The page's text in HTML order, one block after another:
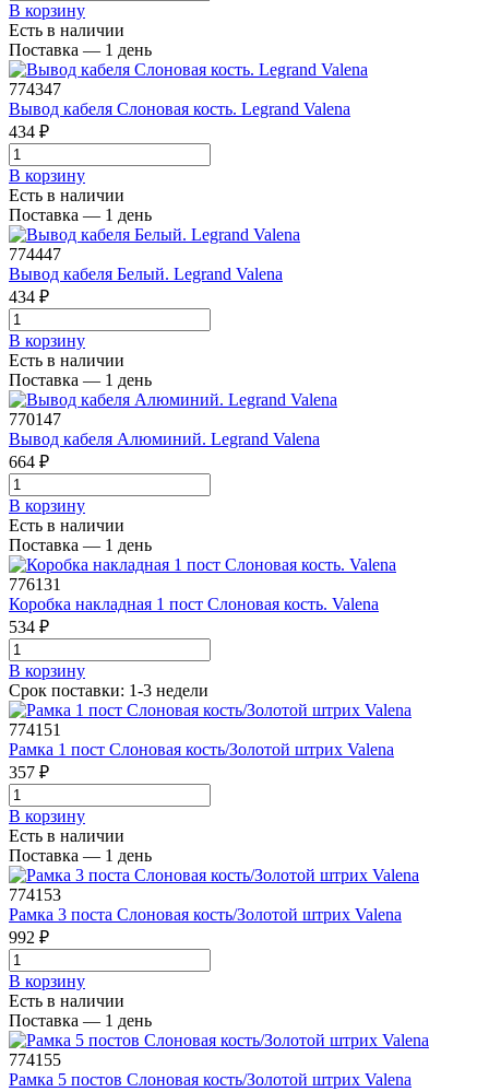
В корзинy
Есть в наличии
Поставка — 1 день
774347
Вывод кабеля Слоновая кость. Legrand Valena
434 ₽
В корзинy
Есть в наличии
Поставка — 1 день
774447
Вывод кабеля Белый. Legrand Valena
434 ₽
В корзинy
Есть в наличии
Поставка — 1 день
770147
Вывод кабеля Алюминий. Legrand Valena
664 ₽
В корзинy
Есть в наличии
Поставка — 1 день
776131
Коробка накладная 1 пост Слоновая кость. Valena
534 ₽
В корзинy
Срок поставки: 1-3 недели
774151
Рамка 1 пост Слоновая кость/Золотой штрих Valena
357 ₽
В корзинy
Есть в наличии
Поставка — 1 день
774153
Рамка 3 поста Слоновая кость/Золотой штрих Valena
992 ₽
В корзинy
Есть в наличии
Поставка — 1 день
774155
Рамка 5 постов Слоновая кость/Золотой штрих Valena